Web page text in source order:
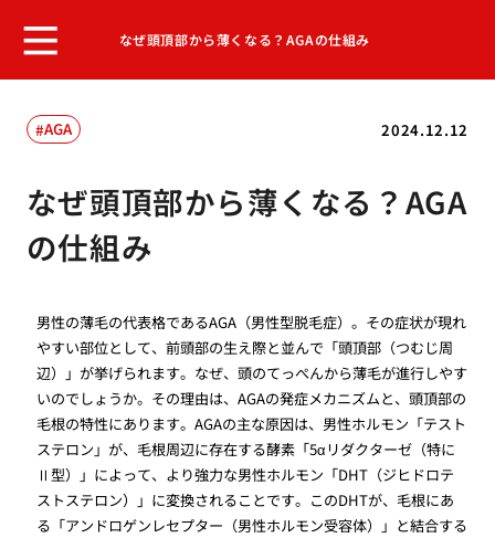
なぜ頭頂部から薄くなる？AGAの仕組み
2024.12.12
AGA
なぜ頭頂部から薄くなる？AGA
の仕組み
男性の薄毛の代表格であるAGA（男性型脱毛症）。その症状が現れ
やすい部位として、前頭部の生え際と並んで「頭頂部（つむじ周
辺）」が挙げられます。なぜ、頭のてっぺんから薄毛が進行しやす
いのでしょうか。その理由は、AGAの発症メカニズムと、頭頂部の
毛根の特性にあります。AGAの主な原因は、男性ホルモン「テスト
ステロン」が、毛根周辺に存在する酵素「5αリダクターゼ（特に
Ⅱ型）」によって、より強力な男性ホルモン「DHT（ジヒドロテ
ストステロン）」に変換されることです。このDHTが、毛根にあ
る「アンドロゲンレセプター（男性ホルモン受容体）」と結合する